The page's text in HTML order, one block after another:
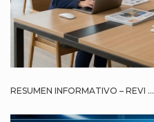
RESUMEN INFORMATIVO – REVI ...